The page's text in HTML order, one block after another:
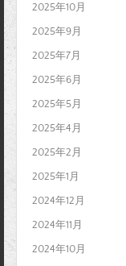
2025年10月
2025年9月
2025年7月
2025年6月
2025年5月
2025年4月
2025年2月
2025年1月
2024年12月
2024年11月
2024年10月